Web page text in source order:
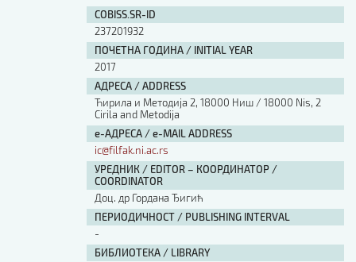
COBISS.SR-ID
237201932
ПОЧЕТНА ГОДИНА / INITIAL YEAR
2017
АДРЕСА / ADDRESS
Ћирила и Методија 2, 18000 Ниш / 18000 Nis, 2
Cirila and Metodija
е-АДРЕСА / e-MAIL ADDRESS
ic@filfak.ni.ac.rs
УРЕДНИК / EDITOR – КООРДИНАТОР /
COORDINATOR
Доц. др Гордана Ђигић
ПЕРИОДИЧНОСТ / PUBLISHING INTERVAL
-
БИБЛИОТЕКА / LIBRARY